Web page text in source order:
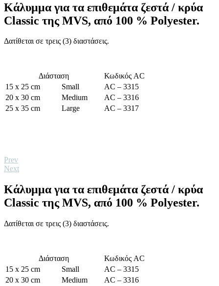
Κάλυμμα για τα επιθεμάτα ζεστά / κρύα
Classic της MVS, από 100 % Polyester.
Δατίθεται σε τρεις (3) διαστάσεις.
Διάσταση
Κωδικός AC
15 x 25 cm
Small
AC – 3315
20 x 30 cm
Medium
AC – 3316
25 x 35 cm
Large AC – 3317
Prev
Next
Κάλυμμα για τα επιθεμάτα ζεστά / κρύα
Classic της MVS, από 100 % Polyester.
Δατίθεται σε τρεις (3) διαστάσεις.
Διάσταση
Κωδικός AC
15 x 25 cm
Small
AC – 3315
20 x 30 cm
Medium
AC – 3316